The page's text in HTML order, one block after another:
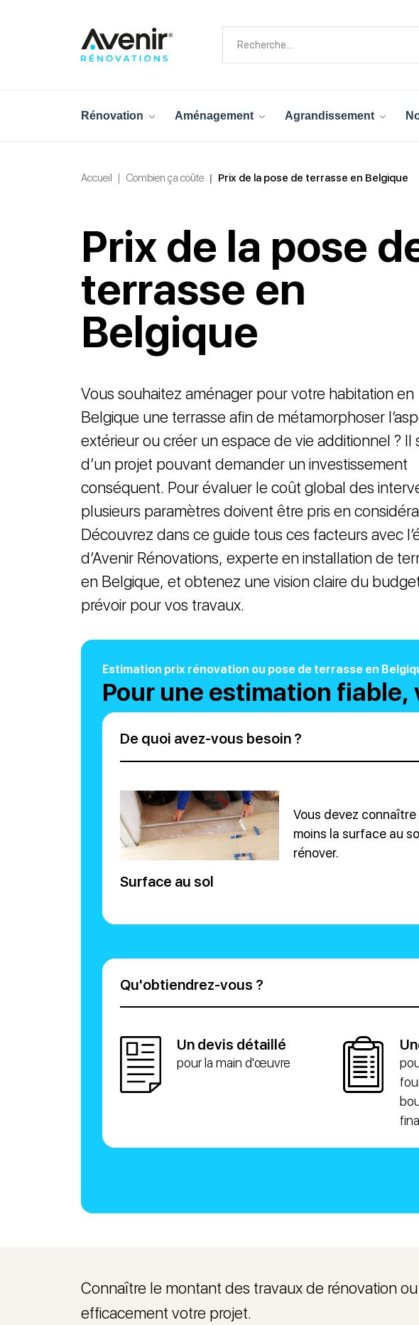
Rénovation Aménagement Agrandissement
Accueil Combien ça coûte Prix de la pose de terrasse en Belgique
Prix de la pose
terrasse en
Belgique
Vous souhaitez aménager pour votre habitation en
Belgique une terrasse afin de métamorphoser
extérieur ou créer un espace de vie additionnel ? Il
d’un projet pouvant demander un investissement
conséquent. Pour évaluer le coût global des
plusieurs paramètres doivent être pris en
Découvrez dans ce guide tous ces facteurs avec
d’Avenir Rénovations, experte en installation de
en Belgique, et obtenez une vision claire du
prévoir pour vos travaux.
Estimation prix rénovation ou pose de terrasse en
Pour une estimation
De quoi avez-vous besoin ?
Surface au sol
Vous devez connaître
moins la surface au
rénover.
Qu'obtiendrez-vous ?
Un devis détaillé
pour la main d'œuvre
Connaître le montant des travaux de rénovation
efficacement votre projet.